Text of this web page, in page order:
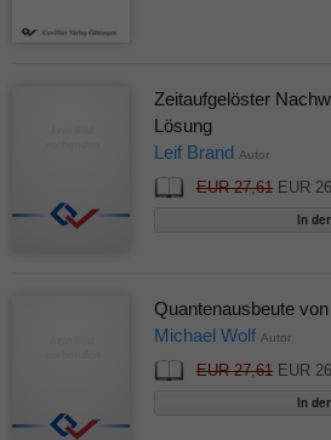
Zeitaufgelöster
Lösung
Leif Brand Autor
EUR 27,61EUR
Quantenausbeute
Michael Wolf Autor
EUR 27,61EUR